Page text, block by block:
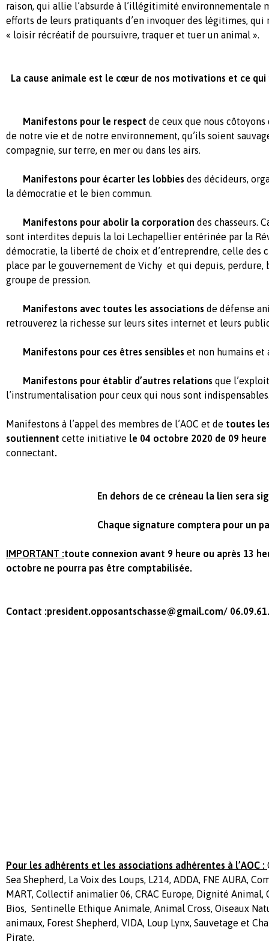
raison, qui allie l’absurde à l’illégitimité environnementale
efforts de leurs pratiquants d’en invoquer des légitimes, qui
« loisir récréatif de poursuivre, traquer et tuer un animal ».
La cause animale est le cœur de nos motivations et ce qui
Manifestons pour le respect de ceux que nous
de notre vie et de notre environnement, qu’ils soient
compagnie, sur terre, en mer ou dans les airs.
Manifestons pour écarter les lobbies des décideurs,
la démocratie et le bien commun.
Manifestons pour abolir la corporation des chasseurs.
sont interdites depuis la loi Lechapellier entérinée par la
démocratie, la liberté de choix et d’entreprendre, celle des
place par le gouvernement de Vichy et qui depuis, perdure,
groupe de pression.
Manifestons avec toutes les associations de défense
retrouverez la richesse sur leurs sites internet et leurs
Manifestons pour ces êtres sensibles et non humains et
Manifestons pour établir d’autres relations que
l’instrumentalisation pour ceux qui nous sont
Manifestons à l’appel des membres de l’AOC et de toutes
soutiennent cette initiative le 04 octobre 2020 de 09
connectant.
En dehors de ce créneau la lien sera
Chaque signature comptera pour un
IMPORTANT :toute connexion avant 9 heure ou après 13
octobre ne pourra pas être comptabilisée.
Contact :president.opposantschasse@gmail.com/
Pour les adhérents et les associations adhérentes à l’AOC :
Sea Shepherd, La Voix des Loups, L214, ADDA, FNE AURA,
MART, Collectif animalier 06, CRAC Europe, Dignité Animal,
Bios, Sentinelle Ethique Animale, Animal Cross, Oiseaux
animaux, Forest Shepherd, VIDA, Loup Lynx, Sauvetage et
Pirate.